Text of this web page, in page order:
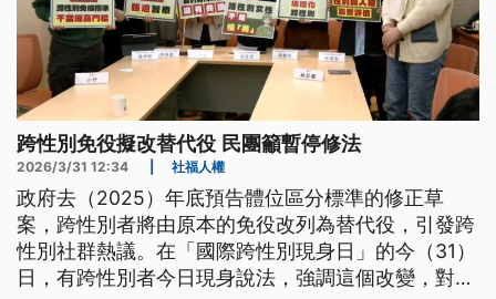
跨性別免役擬改替代役 民團籲暫停修法
2026/3/31 12:34 社福人權
政府去（2025）年底預告體位區分標準的修正草
案，跨性別者將由原本的免役改列為替代役，引發跨
性別社群熱議。在「國際跨性別現身日」的今（31）
日，有跨性別者今日現身說法，強調這個改變，對他